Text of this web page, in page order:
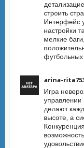
строить
Интерфейс
настройки
мелкие
arina-
Игра
управлении
делают
высоте, а